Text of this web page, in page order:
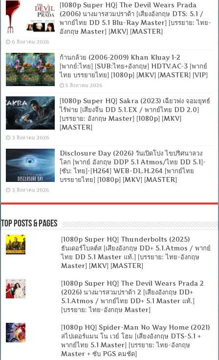
[1080p Super HQ] The Devil Wears Prada
(2006) นางมารสวมปราด้า [เสียงอังกฤษ DTS: 5.1 /
พากย์ไทย DD 5.1 Blu-Ray Master] [บรรยาย: ไทย-
อังกฤษ Master] [MKV] [MASTER]
6 สิงหาคม 2026
ก้านกล้วย (2006-2009) Khan Kluay 1-2
[พากย์:ไทย] [SUB:ไทย+อังกฤษ] HDTV.AC-3 [พากย์
ไทย บรรยายไทย] [1080p] [MKV] [MASTER] [VIP]
5 สิงหาคม 2026
[1080p Super HQ] Sakra (2023) เฉียวฟง จอมยุทธ์
ไร้พ่าย [เสียงจีน DD 5.1.EX / พากย์ไทย DD 2.0]
[บรรยาย: อังกฤษ Master] [1080p] [MKV]
[MASTER]
3 สิงหาคม 2026
Disclosure Day (2026) วันเปิดโปง ไขปริศนาลวง
โลก [พากย์ อังกฤษ DDP 5.1 Atmos/ไทย DD 5.1]-
[ซับ: ไทย]-[H264] WEB-DL.H.264 [พากย์ไทย
บรรยายไทย] [1080p] [MKV] [MASTER]
3 สิงหาคม 2026
Top Posts & Pages
[1080p Super HQ] Thunderbolts (2025)
ธันเดอร์โบลต์ส [เสียงอังกฤษ DD+ 5.1.Atmos / พากย์
ไทย DD 5.1 Master แท้.] [บรรยาย: ไทย-อังกฤษ
Master] [MKV] [MASTER]
[1080p Super HQ] The Devil Wears Prada 2
(2026) นางมารสวมปราด้า 2 [เสียงอังกฤษ DD+
5.1.Atmos / พากย์ไทย DD+ 5.1 Master แท้.]
[บรรยาย: ไทย-อังกฤษ Master]
[1080p HQ] Spider-Man No Way Home (2021)
สไปเดอร์แมน โน เวย์ โฮม [เสียงอังกฤษ DTS-5.1 +
พากย์ไทย 5.1 Master] [บรรยาย: ไทย-อังกฤษ
Master + ซับ PGS คมชัด]